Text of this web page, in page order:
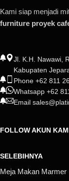
Kami siap menjadi
furniture proyek
Jl. K.H. Nawawi,
Kabupaten
Phone +62 811
Whatsapp +62
Email
FOLLOW AKUN
SELEBIHNYA
Meja Makan Marmer